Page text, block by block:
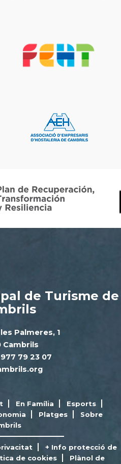
de Turisme de
Palmeres, 1
Cambrils
79 23 07
En Família
Esports
Platges
Sobre
+ Info protecció de
de cookies Plànol de